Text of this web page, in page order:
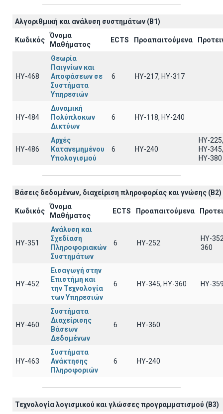
Αλγοριθμική και ανάλυση συστημάτων (B1)
Κωδικός
Όνομα
Μαθήματος
ECTS Προαπαιτούμενα
ΗΥ-468
Θεωρία
Παιγνίων και
Αποφάσεων σε
Συστήματα
Υπηρεσιών
6 ΗΥ-217, ΗΥ-317
ΗΥ-484
Δυναμική
Πολύπλοκων
Δικτύων
6 ΗΥ-118, ΗΥ-240
ΗΥ-486
Αρχές
Κατανεμημένου
Υπολογισμού
6 ΗΥ-240
ΗΥ-225,
ΗΥ-345,
ΗΥ-380
Βάσεις δεδομένων, διαχείριση πληροφορίας και γνώσης (B2)
Κωδικός
Όνομα
Μαθήματος
ECTS Προαπαιτούμενα
ΗΥ-351
Ανάλυση και
Σχεδίαση
Πληροφοριακών
Συστημάτων
6 HY-252
HY-
360
ΗΥ-452
Εισαγωγή στην
Επιστήμη και
την Τεχνολογία
των Υπηρεσιών
6 ΗΥ-345, ΗΥ-360 HY-
ΗΥ-460
Συστήματα
Διαχείρισης
Βάσεων
Δεδομένων
6 HY-360
ΗΥ-463
Συστήματα
Ανάκτησης
Πληροφοριών
6 HY-240
Τεχνολογία λογισμικού και γλώσσες προγραμματισμού (B3)